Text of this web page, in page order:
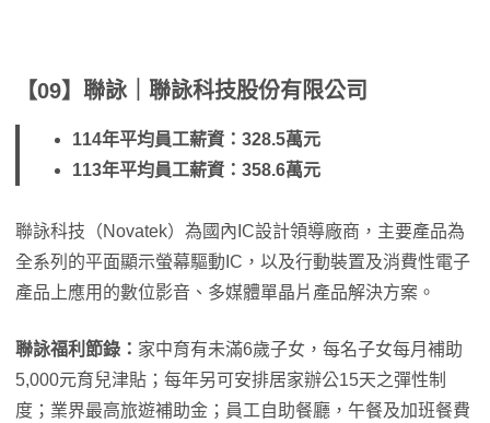
【09】聯詠｜聯詠科技股份有限公司
114年平均員工薪資：328.5萬元
113年平均員工薪資：358.6萬元
聯詠科技（Novatek）為國內IC設計領導廠商，主要產品為
全系列的平面顯示螢幕驅動IC，以及行動裝置及消費性電子
產品上應用的數位影音、多媒體單晶片產品解決方案。
聯詠福利節錄： 家中育有未滿6歲子女，每名子女每月補助
5,000元育兒津貼；每年另可安排居家辦公15天之彈性制
度；業界最高旅遊補助金；員工自助餐廳，午餐及加班餐費